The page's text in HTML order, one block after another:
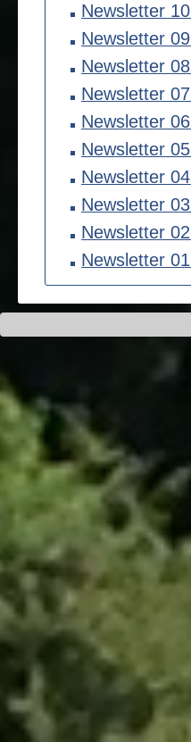
Newsletter
Newsletter
Newsletter
Newsletter
Newsletter
Newsletter
Newsletter
Newsletter
Newsletter
Newsletter